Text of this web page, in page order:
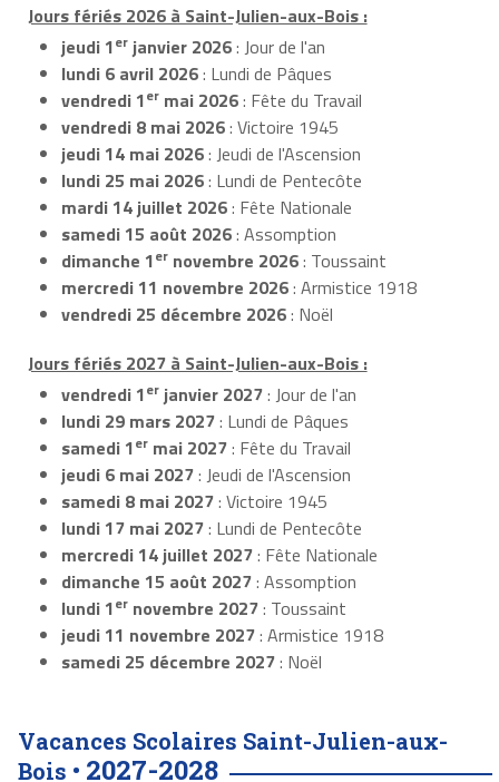
Jours fériés 2026 à Saint-Julien-aux-Bois :
jeudi 1er janvier 2026: Jour de l'an
lundi 6 avril 2026: Lundi de Pâques
vendredi 1er mai 2026: Fête du Travail
vendredi 8 mai 2026: Victoire 1945
jeudi 14 mai 2026: Jeudi de l'Ascension
lundi 25 mai 2026: Lundi de Pentecôte
mardi 14 juillet 2026: Fête Nationale
samedi 15 août 2026: Assomption
dimanche 1er novembre 2026: Toussaint
mercredi 11 novembre 2026: Armistice 1918
vendredi 25 décembre 2026: Noël
Jours fériés 2027 à Saint-Julien-aux-Bois :
vendredi 1er janvier 2027: Jour de l'an
lundi 29 mars 2027: Lundi de Pâques
samedi 1er mai 2027: Fête du Travail
jeudi 6 mai 2027: Jeudi de l'Ascension
samedi 8 mai 2027: Victoire 1945
lundi 17 mai 2027: Lundi de Pentecôte
mercredi 14 juillet 2027: Fête Nationale
dimanche 15 août 2027: Assomption
lundi 1er novembre 2027: Toussaint
jeudi 11 novembre 2027: Armistice 1918
samedi 25 décembre 2027: Noël
Vacances Scolaires Saint-Julien-aux-
Bois • 2027-2028